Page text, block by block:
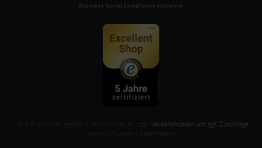
* Alle Preise inkl. gesetzl. Mehrwertsteuer, zzgl. Versandkosten und ggf. Zuschläge
wenn nicht anders beschrieben